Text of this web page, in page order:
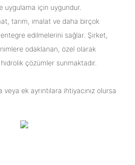
uygulama için uygundur.
tarım, imalat ve daha birçok
edilmelerini sağlar. Şirket,
odaklanan, özel olarak
çözümler sunmaktadır.
ek ayrıntılara ihtiyacınız olursa